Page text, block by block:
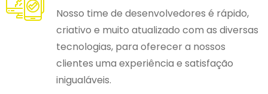
Nosso time de desenvolvedores é rápido,
criativo e muito atualizado com as diversas
tecnologias, para oferecer a nossos
clientes uma experiência e satisfação
inigualáveis.